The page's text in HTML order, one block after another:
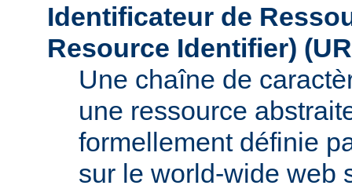
Identificateur de
Resource Identifier)
Une chaîne de
une ressource
formellement définie
sur le world-wide web